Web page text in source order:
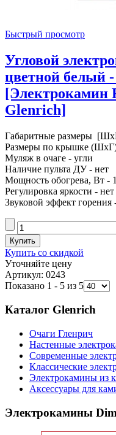
Быстрый просмотр
Угловой
цветной белый
[Электрокамин
Glenrich]
Габаритные размеры
Размеры по крышке
Муляж в очаге - угли
Наличие пульта ДУ - нет
Мощность обогрева, Вт -
Регулировка яркости - нет
Звуковой эффект горения
Купить со скидкой
Уточняйте цену
Артикул: 0243
Показано 1 - 5 из 5
Каталог Glenrich
Очаги Гленрич
Настенные
Современные
Классические
Электрокамины из
Аксессуары для
Электрокамины